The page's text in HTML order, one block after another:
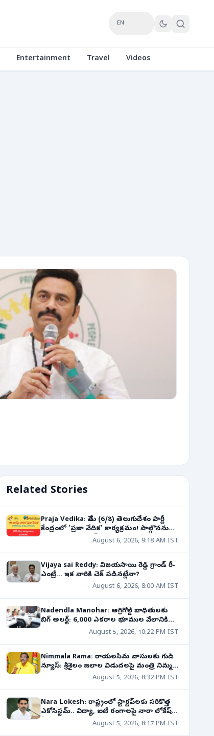
EN
Entertainment Travel Videos
Related Stories
Praja Vedika: నేడు (6/8) తెలుగుదేశం పార్టీ
కేంద్రంలో 'ప్రజా వేదిక' కార్యక్రమం! పాల్గొననున్న
నాయకుల షెడ్యూల్!August 6, 2026, 9:18 AM IST
Vijaya sai Reddy: విజయసాయి రెడ్డి గ్రాండ్ రీ-
ఎంట్రీ... ఇక వారికి చెక్ పడినట్లేనా?
August 6, 2026, 8:00 AM IST
Nadendla Manohar: అగ్రిగోల్డ్ బాధితులకు
బిగ్ అలర్ట్: 6,000 ఎకరాల భూముల వేలానికి
సిఐడికి ఆదేశాలు!August 5, 2026, 10:22 PM IST
Nimmala Rama: రాయలసీమ వాసులకు గుడ్
న్యూస్: శ్రీశైలం జలాల విడుదలపై మంత్రి నిమ్మల
కీలక ప్రకటన! రాబోయే 10 రోజుల్లో..
August 5, 2026, 8:32 PM IST
Nara Lokesh: రాష్ట్రంలో స్టార్టప్‌లకు సరికొత్త
ఎకోసిస్టమ్.. విద్యా, ఐటీ రంగాలపై నారా లోకేష్
August 5, 2026, 8:17 PM IST